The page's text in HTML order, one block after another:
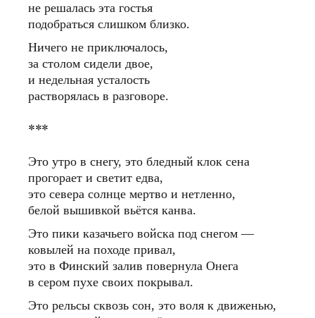
не решалась эта гостья
подобраться слишком близко.
Ничего не приключалось,
за столом сидели двое,
и недельная усталость
растворялась в разговоре.
***
Это утро в снегу, это бледный клок сена
прогорает и светит едва,
это севера солнце мертво и нетленно,
белой вышивкой вьётся канва.
Это пики казачьего войска под снегом —
ковылей на походе привал,
это в Финский залив повернула Онега
в сером пухе своих покрывал.
Это рельсы сквозь сон, это воля к движенью,